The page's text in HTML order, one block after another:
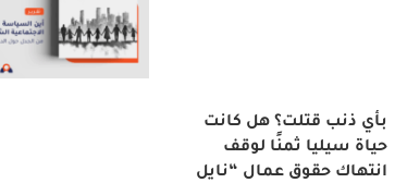
بأي ذنب قتلت؟ هل كانت
حياة سيليا ثمنًا لوقف
انتهاك حقوق عمال “نايل